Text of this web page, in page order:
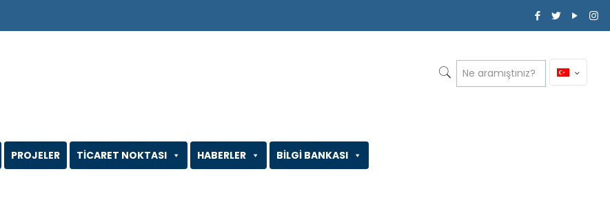
PROJELER TİCARET NOKTASI HABERLER
BİLGİ BANKASI